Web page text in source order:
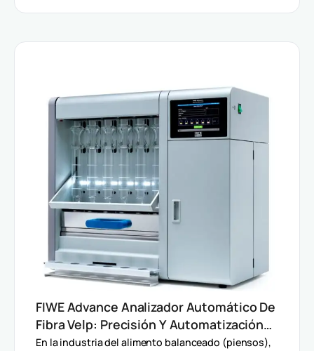
FIWE Advance Analizador Automático De
Fibra Velp: Precisión Y Automatización
En Método Van Soest
En la industria del alimento balanceado (piensos),